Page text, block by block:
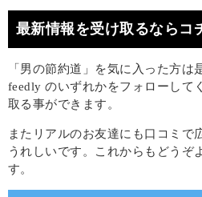
最新情報を受け取るならコ
「男の節約道」を気に入った方は
feedly のいずれかをフォローして
取る事ができます。
またリアルのお友達にも口コミで
うれしいです。これからもどうぞ
す。